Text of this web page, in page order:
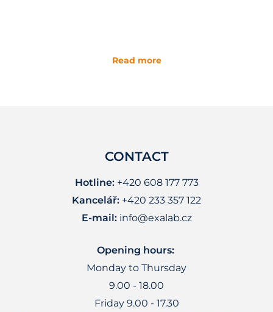
Read more
CONTACT
Hotline:+420 608 177 773
Kancelář: +420 233 357 122
E-mail: info@exalab.cz
Opening hours:
Monday to Thursday
9.00 - 18.00
Friday 9.00 - 17.30